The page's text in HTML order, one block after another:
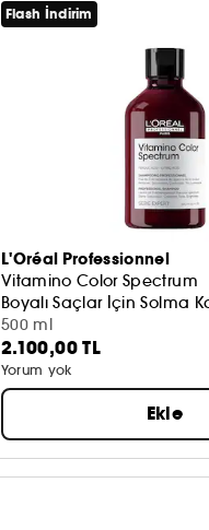
Flash İndirim
L'Oréal Professionnel
Vitamino Color Spectrum
Boyalı Saçlar İçin Solma
500 ml
2.100,00 TL
Yorum yok
Ekle